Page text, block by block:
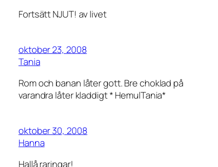
Fortsätt NJUT! av livet
oktober 23, 2008
Tania
Rom och banan låter gott. Bre choklad på
varandra låter kladdigt * HemulTania*
oktober 30, 2008
Hanna
Hallå raringar!